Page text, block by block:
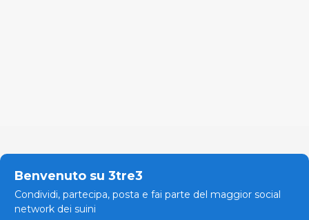
Benvenuto su 3tre3
Condividi, partecipa, posta e fai parte del maggior social
network dei suini